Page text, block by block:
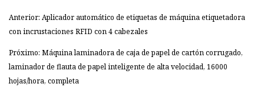
Anterior: Aplicador automático de etiquetas de máquina etiquetadora
con incrustaciones RFID con 4 cabezales
Próximo: Máquina laminadora de caja de papel de cartón corrugado,
laminador de flauta de papel inteligente de alta velocidad, 16000
hojas/hora, completa